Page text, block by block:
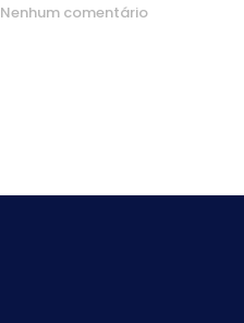
Nenhum comentário